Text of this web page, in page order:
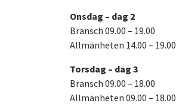
Onsdag – dag 2
Bransch 09.00 – 19.00
Allmänheten 14.00 – 19.00
Torsdag – dag 3
Bransch 09.00 – 18.00
Allmänheten 09.00 – 18.00